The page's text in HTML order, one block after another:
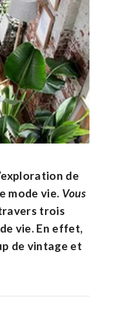
de
mode vie. Vous
trois
vie. En effet,
de vintage et